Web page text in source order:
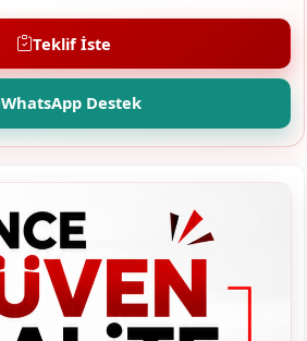
Teklif İste
WhatsApp Destek